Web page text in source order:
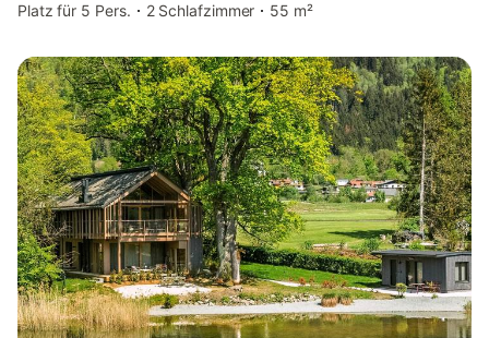
Platz für 5 Pers.
2 Schlafzimmer 55 m²